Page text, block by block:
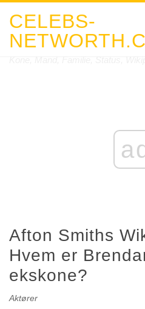
CELEBS-
Afton Smiths
Hvem er
ekskone?
Aktører